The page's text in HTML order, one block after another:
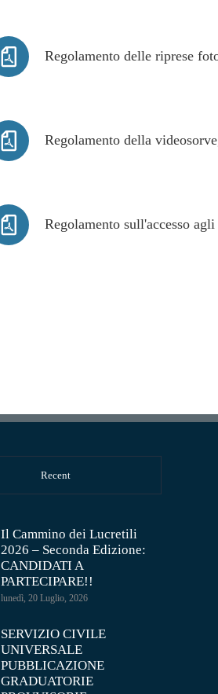
Regolamento delle riprese
Regolamento della
Regolamento sull'accesso
Recent
Il Cammino dei Lucretili
2026 – Seconda Edizione:
CANDIDATI A
PARTECIPARE!!
lunedì, 20 Luglio, 2026
SERVIZIO CIVILE
UNIVERSALE
PUBBLICAZIONE
GRADUATORIE